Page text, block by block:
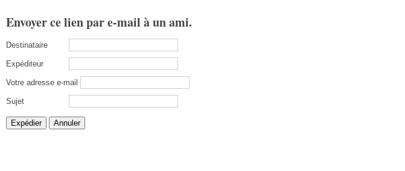
Envoyer ce lien par e-mail à un ami.
Destinataire
Expéditeur
Votre adresse e-mail
Sujet
Expédier Annuler